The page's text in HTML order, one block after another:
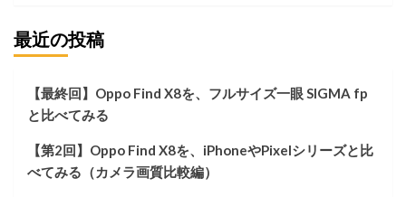
中】
ゲ
ム
も
仕
も
ど
最近の投稿
【最終回】Oppo Find X8を、フルサイズ一眼 SIGMA fp
と比べてみる
【第2回】Oppo Find X8を、iPhoneやPixelシリーズと比
べてみる（カメラ画質比較編）